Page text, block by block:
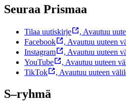
Seuraa Prismaa
Tilaa uutiskirje , Avautuu
Facebook
, Avautuu uuteen
Instagram
, Avautuu uuteen
YouTube
, Avautuu uuteen
TikTok
, Avautuu uuteen
S–ryhmä